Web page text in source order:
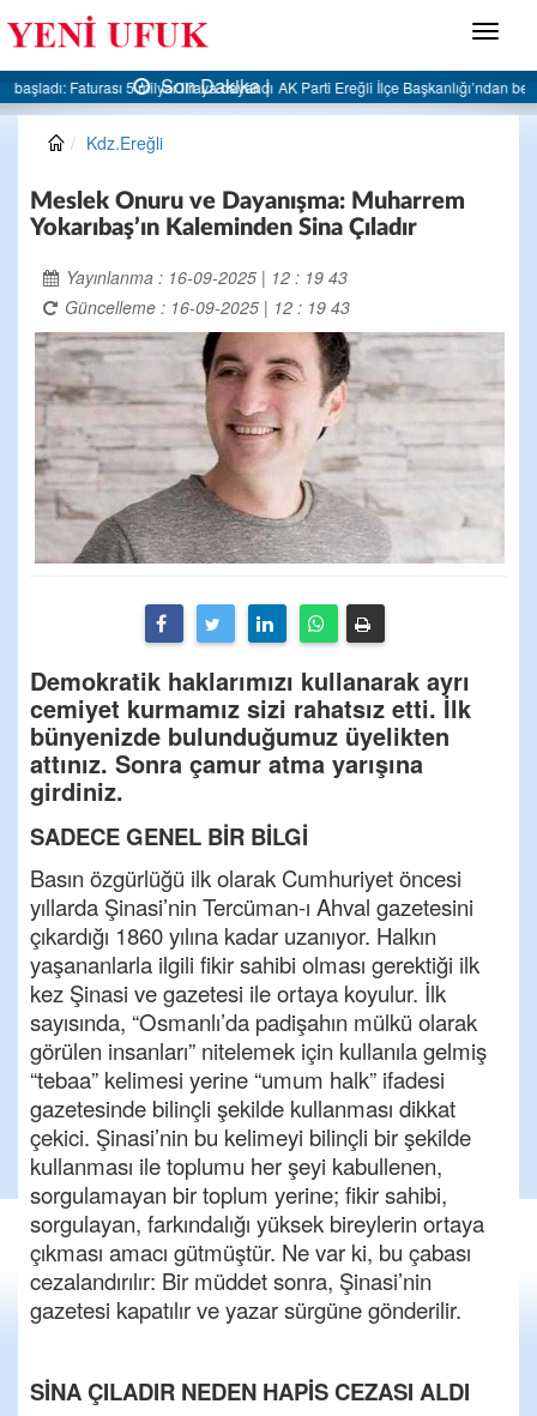
Menü
Son Dakika |AK Parti Ereğli İlçe Başkanlığı’ndan belediyeye sert
Kdz.Ereğli
Meslek Onuru ve Dayanışma: Muharrem
Yokarıbaş’ın Kaleminden Sina Çıladır
Yayınlanma : 16-09-2025 | 12 : 19 43
Güncelleme : 16-09-2025 | 12 : 19 43
Demokratik haklarımızı kullanarak ayrı
cemiyet kurmamız sizi rahatsız etti. İlk
bünyenizde bulunduğumuz üyelikten
attınız. Sonra çamur atma yarışına
girdiniz.
SADECE GENEL BİR BİLGİ
Basın özgürlüğü ilk olarak Cumhuriyet öncesi
yıllarda Şinasi’nin Tercüman-ı Ahval gazetesini
çıkardığı 1860 yılına kadar uzanıyor. Halkın
yaşananlarla ilgili fikir sahibi olması gerektiği ilk
kez Şinasi ve gazetesi ile ortaya koyulur. İlk
sayısında, “Osmanlı’da padişahın mülkü olarak
görülen insanları” nitelemek için kullanıla gelmiş
“tebaa” kelimesi yerine “umum halk” ifadesi
gazetesinde bilinçli şekilde kullanması dikkat
çekici. Şinasi’nin bu kelimeyi bilinçli bir şekilde
kullanması ile toplumu her şeyi kabullenen,
sorgulamayan bir toplum yerine; fikir sahibi,
sorgulayan, farkındalığı yüksek bireylerin ortaya
çıkması amacı gütmüştür. Ne var ki, bu çabası
cezalandırılır: Bir müddet sonra, Şinasi’nin
gazetesi kapatılır ve yazar sürgüne gönderilir.
SİNA ÇILADIR NEDEN HAPİS CEZASI ALDI